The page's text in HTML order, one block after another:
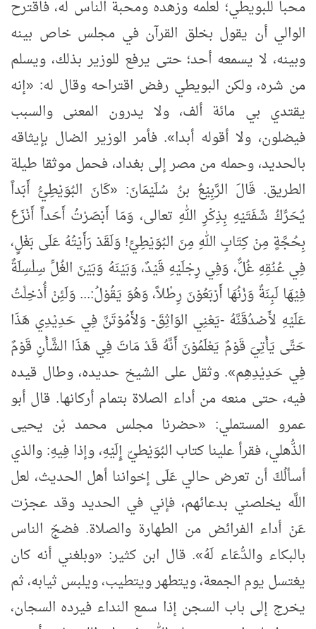
محبا للبويطي؛ لعلمه وزهده ومحبة الناس له، فاقترح
الوالي أن يقول بخلق القرآن في مجلس خاص بينه
وبينه، لا يسمعه أحد؛ حتى يرفع للوزير بذلك، ويسلم
من شره، ولكن البويطي رفض اقتراحه وقال له: «إنه
يقتدي بي مائة ألف، ولا يدرون المعنى والسبب
فيضلون، ولا أقوله أبدا». فأمر الوزير الضال بإيثاقه
بالحديد، وحمله من مصر إلى بغداد، فحمل موثقا طيلة
الطريق. قَالَ الرَّبِيْعُ بنُ سُلَيْمَانَ: «كَانَ البُوَيْطِيُّ أَبَداً
يُحَرِّكُ شَفَتَيْهِ بِذِكْرِ اللهِ تعالى، وَمَا أَبْصَرْتُ أَحَداً أَنْزَعَ
بِحُجَّةٍ مِنْ كِتَابِ اللهِ مِنَ البُوَيْطِيِّ! وَلَقَدْ رَأَيْتُهُ عَلَى بَغْلٍ،
فِي عُنُقِهِ غُلٌّ، وَفِي رِجْلَيْهِ قَيْدٌ، وَبَيْنَهُ وَبَيْنَ الغُلِّ سِلْسِلَةٌ
فِيْهَا لَبِنَةٌ وَزْنُهَا أَرْبَعُوْنَ رِطْلاً، وَهُوَ يَقُوْلُ:... وَلَئِنْ أُدْخِلْتُ
عَلَيْهِ لأَصْدُقَنَّهُ -يَعْنِي الوَاثِقَ- وَلأَمُوْتَنَّ فِي حَدِيْدِي هَذَا
حَتَّى يَأْتِيَ قَوْمٌ يَعْلَمُوْنَ أَنَّهُ قَدْ مَاتَ فِي هَذَا الشَّأْنِ قَوْمٌ
فِي حَدِيْدِهِم». وثقل على الشيخ حديده، وطال قيده
فيه، حتى منعه من أداء الصلاة بتمام أركانها. قال أبو
عمرو المستملي: «حضرنا مجلس محمد بْن يحيى
الذُّهلي، فقرأ علينا كتاب البُوَيْطيّ إِلَيْهِ، وإذا فِيهِ: والذي
أسألُكَ أن تعرض حالي عَلَى إخواننا أهل الحديث، لعل
اللَّه يخلصني بدعائهم، فإني في الحديد وقد عجزت
عَنْ أداء الفرائض من الطهارة والصلاة. فضجّ الناس
بالبكاء والدُّعَاء لَهُ». قال ابن كثير: «وبلغني أنه كان
يغتسل يوم الجمعة، ويتطهر ويتطيب، ويلبس ثيابه، ثم
يخرج إلى باب السجن إذا سمع النداء فيرده السجان،